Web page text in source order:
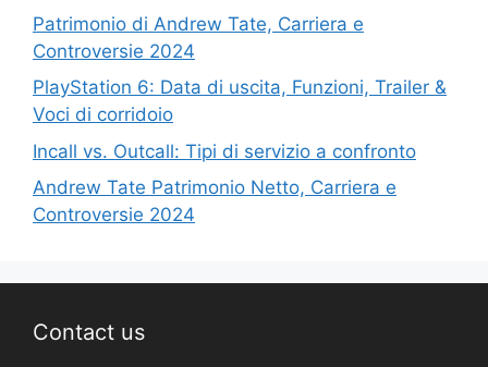
Patrimonio di Andrew Tate, Carriera e
Controversie 2024
PlayStation 6: Data di uscita, Funzioni, Trailer &
Voci di corridoio
Incall vs. Outcall: Tipi di servizio a confronto
Andrew Tate Patrimonio Netto, Carriera e
Controversie 2024
Contact us